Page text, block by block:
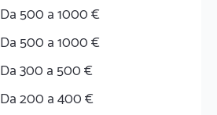
Da 500 a 1000 €
Da 500 a 1000 €
Da 300 a 500 €
Da 200 a 400 €